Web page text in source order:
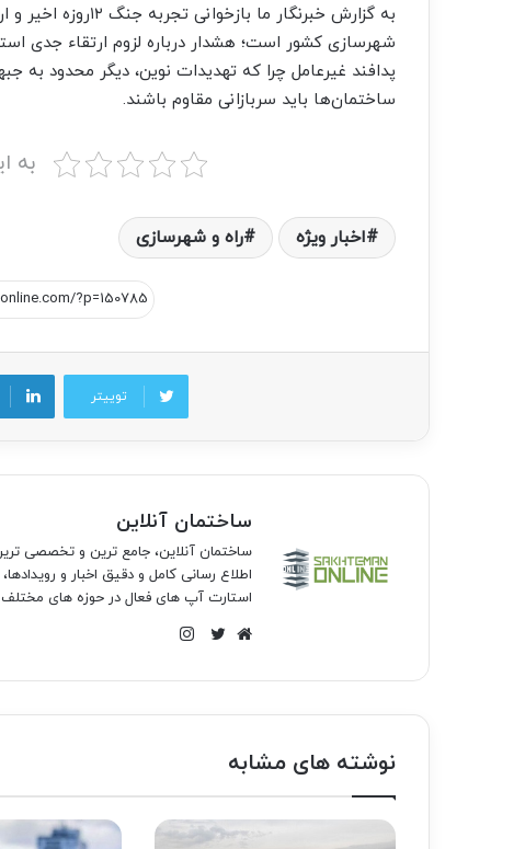
به گزارش خبرنگار
شهرسازی کشور است؛ هشدار درباره لزوم ارتقاء جدی
پدافند غیرعامل چرا که تهدیدات نوین، دیگر محدود به
ساختمان‌ها باید سربازانی مقاوم باشند.
به
اخبار ویژه راه و شهرسازی
توییتر
ساختمان آنلاین
ساختمان آنلاین، جامع ترین و تخصصی
اطلاع رسانی کامل و دقیق اخبار و
استارت آپ های فعال در حوزه های
نوشته های مشابه